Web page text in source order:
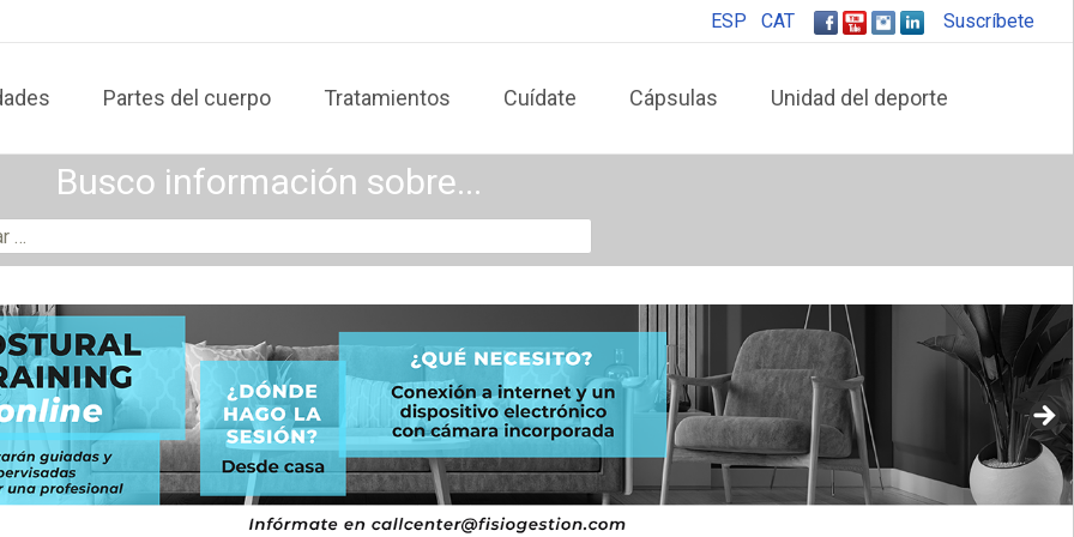
ESP CAT Suscríbete
Partes del cuerpo Tratamientos Cuídate Cápsulas Unidad del deporte
Busco información sobre...